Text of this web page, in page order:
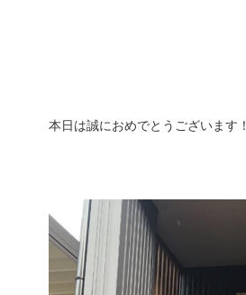
本日は誠におめでとうございます！